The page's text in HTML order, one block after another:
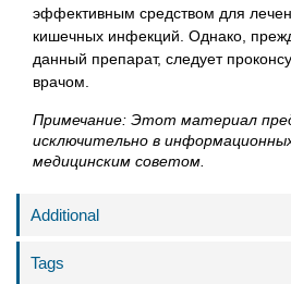
эффективным средством для
кишечных инфекций. Однако,
данный препарат, следует
врачом.
Примечание: Этот материал
исключительно в
медицинским советом.
Additional
Tags